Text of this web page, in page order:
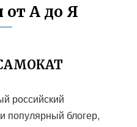
А до Я
российский
популярный блогер,